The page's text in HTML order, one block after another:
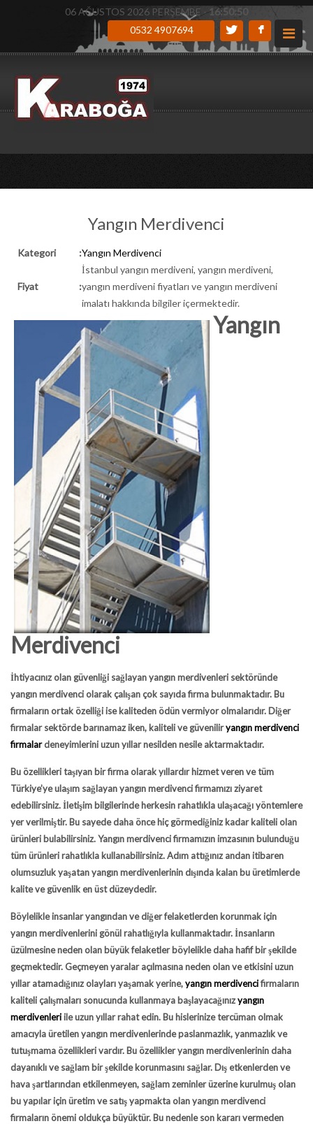
06 AĞUSTOS 2026 PERŞEMBE - 16:50:51
0532 4907694
Yangın Merdivenci
Kategori :Yangın Merdivenci
Fiyat :
İstanbul yangın merdiveni, yangın merdiveni,
yangın merdiveni fiyatları ve yangın merdiveni
imalatı hakkında bilgiler içermektedir.
Yangın
Merdivenci
İhtiyacınız olan güvenliği sağlayan yangın merdivenleri sektöründe
yangın merdivenci olarak çalışan çok sayıda firma bulunmaktadır. Bu
firmaların ortak özelliği ise kaliteden ödün vermiyor olmalarıdır. Diğer
firmalar sektörde barınamaz iken, kaliteli ve güveniliryangın merdivenci
firmalardeneyimlerini uzun yıllar nesilden nesile aktarmaktadır.
Bu özellikleri taşıyan bir firma olarak yıllardır hizmet veren ve tüm
Türkiye’ye ulaşım sağlayan yangın merdivenci firmamızı ziyaret
edebilirsiniz. İletişim bilgilerinde herkesin rahatlıkla ulaşacağı yöntemlere
yer verilmiştir. Bu sayede daha önce hiç görmediğiniz kadar kaliteli olan
ürünleri bulabilirsiniz. Yangın merdivenci firmamızın imzasının bulunduğu
tüm ürünleri rahatlıkla kullanabilirsiniz. Adım attığınız andan itibaren
olumsuzluk yaşatan yangın merdivenlerinin dışında kalan bu üretimlerde
kalite ve güvenlik en üst düzeydedir.
Böylelikle insanlar yangından ve diğer felaketlerden korunmak için
yangın merdivenlerini gönül rahatlığıyla kullanmaktadır. İnsanların
üzülmesine neden olan büyük felaketler böylelikle daha hafif bir şekilde
geçmektedir. Geçmeyen yaralar açılmasına neden olan ve etkisini uzun
yıllar atamadığınız olayları yaşamak yerine,yangın merdivencifirmaların
kaliteli çalışmaları sonucunda kullanmaya başlayacağınızyangın
merdivenleriile uzun yıllar rahat edin. Bu hislerinize tercüman olmak
amacıyla üretilen yangın merdivenlerinde paslanmazlık, yanmazlık ve
tutuşmama özellikleri vardır. Bu özellikler yangın merdivenlerinin daha
dayanıklı ve sağlam bir şekilde korunmasını sağlar. Dış etkenlerden ve
hava şartlarından etkilenmeyen, sağlam zeminler üzerine kurulmuş olan
bu yapılar için üretim ve satış yapmakta olan yangın merdivenci
firmaların önemi oldukça büyüktür. Bu nedenle son kararı vermeden